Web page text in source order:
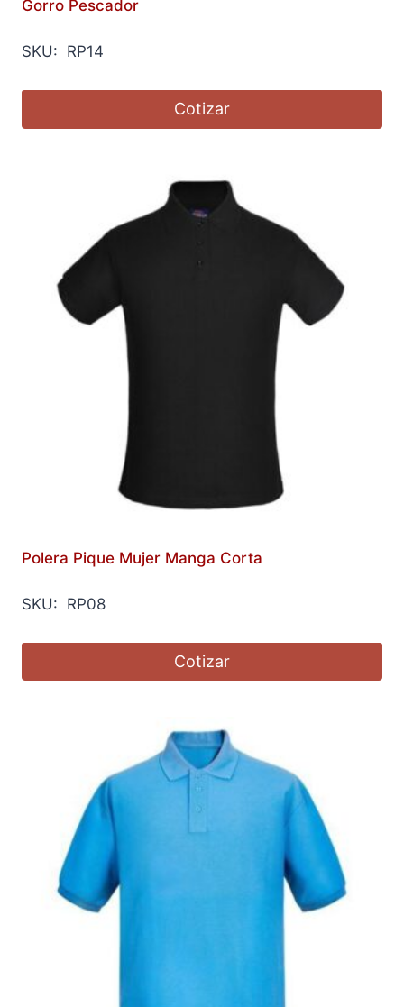
Gorro Pescador
SKU: RP14
Cotizar
Polera Pique Mujer Manga Corta
SKU: RP08
Cotizar